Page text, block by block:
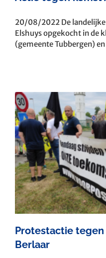
20/08/2022 De
Elshuys opgekocht in de
(gemeente Tubbergen)
Protestactie
Berlaar